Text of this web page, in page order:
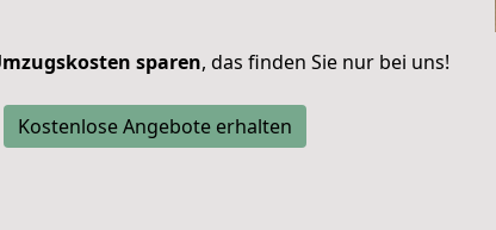
sparen, das finden Sie nur bei uns!
Kostenlose Angebote erhalten